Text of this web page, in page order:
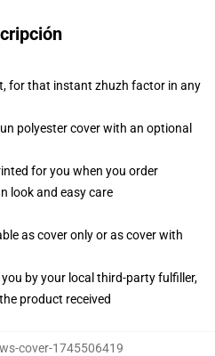
for that instant zhuzh factor in any
polyester cover with an optional
for you when you order
look and easy care
as cover only or as cover with
by your local third-party fulfiller,
product received
cover-1745506419